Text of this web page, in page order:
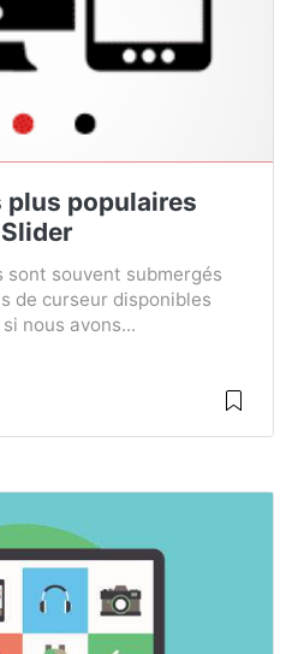
plus populaires
sont souvent submergés
de curseur disponibles
nous avons...